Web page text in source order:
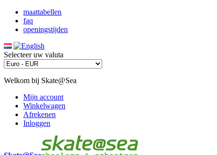
maattabellen
faq
openingstijden
Selecteer uw valuta
Welkom bij Skate@Sea
Mijn account
Winkelwagen
Afrekenen
Inloggen